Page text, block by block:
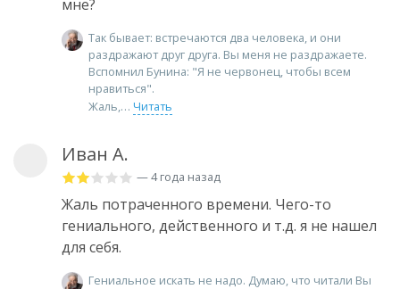
мне?
Так бывает: встречаются два человека, и они
раздражают друг друга. Вы меня не раздражаете.
Вспомнил Бунина: "Я не червонец, чтобы всем
нравиться".
Жаль,
Читать
Иван А.
— 4 года назад
Жаль потраченного времени. Чего-то
гениального, действенного и т.д. я не нашел
для себя.
Гениальное искать не надо. Думаю, что читали Вы